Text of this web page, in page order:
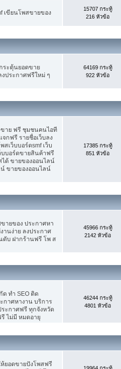
เขียนโพสขายของ
15707 กระทู้
216 หัวข้อ
ระตุ้นยอดขาย
ประกาศฟรีใหม่ ๆ
64169 กระทู้
922 หัวข้อ
าย ฟรี ชุมชนคนไอที
กฟรี รายชื่อเว็บลง
เว็บบอร์ดsmf เว็บ
บบอร์ดขายสินค้าฟรี
ด้ ขายของออนไลน์
ขายของออนไลน์
17385 กระทู้
851 หัวข้อ
ายของ ประกาศหา
านง่าย ลงประกาศ
ดับ ฝากร้านฟรี โพ ส
45966 กระทู้
2142 หัวข้อ
ทำ SEO ติด
กาศหางาน บริการ
ระกาศฟรี ทุกจังหวัด
ไม่มี หมดอายุ
46244 กระทู้
4801 หัวข้อ
ยอดขายปังโพสฟรี